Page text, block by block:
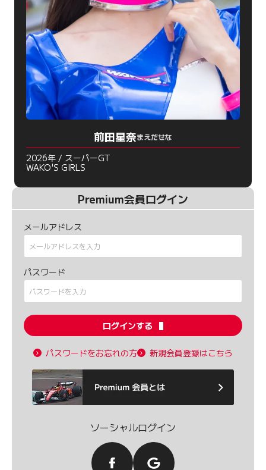
前田星奈まえだせな
2026年 / スーパーGT
WAKO'S GIRLS
Premium会員ログイン
メールアドレス
パスワード
ログインする
パスワードをお忘れの方 新規会員登録はこちら
ソーシャルログイン